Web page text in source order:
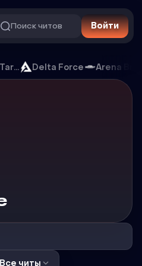
Поиск читов Войти
Escape from Tarkov Delta Force Arena
Все читы